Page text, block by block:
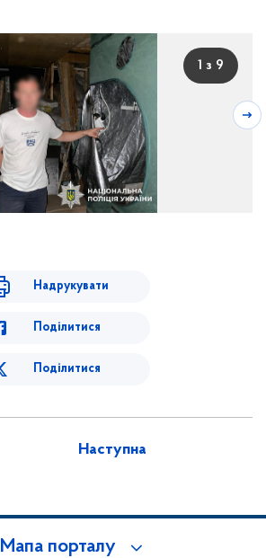
1 з 9
Надрукувати
Поділитися
Поділитися
Наступна
Мапа порталу